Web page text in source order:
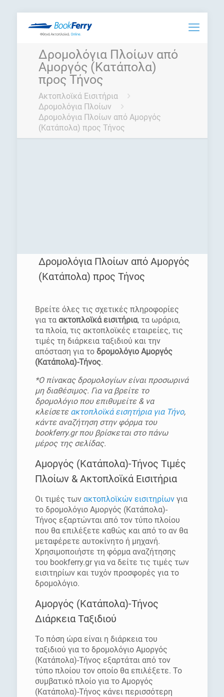
Δρομολόγια Πλοίων από
Αμοργός (Κατάπολα)
προς Τήνος
Ακτοπλοϊκά Εισιτήρια
Δρομολόγια Πλοίων
Δρομολόγια Πλοίων από Αμοργός
(Κατάπολα) προς Τήνος
Δρομολόγια Πλοίων από Αμοργός
(Κατάπολα) προς Τήνος
Βρείτε όλες τις σχετικές πληροφορίες
για τα ακτοπλοϊκά εισιτήρια, τα ωράρια,
τα πλοία, τις ακτοπλοϊκές εταιρείες, τις
τιμές τη διάρκεια ταξιδιού και την
απόσταση για τοδρομολόγιο Αμοργός
(Κατάπολα)-Τήνος.
*Ο πίνακας δρομολογίων είναι προσωρινά
μη διαθέσιμος. Για να βρείτε το
δρομολόγιο που επιθυμείτε & να
κλείσετε ακτοπλοϊκά εισητήρια για Τήνο,
κάντε αναζήτηση στην φόρμα του
bookferry.gr που βρίσκεται στο πάνω
μέρος της σελίδας.
Αμοργός (Κατάπολα)-Τήνος Τιμές
Πλοίων & Ακτοπλοϊκά Εισιτήρια
Οι τιμές των ακτοπλοϊκών εισιτηρίωνγια
το δρομολόγιο Αμοργός (Κατάπολα)-
Τήνος εξαρτώνται από τον τύπο πλοίου
που θα επιλέξετε καθώς και από το αν θα
μεταφέρετε αυτοκίνητο ή μηχανή.
Χρησιμοποιήστε τη φόρμα αναζήτησης
του bookferry.gr για να δείτε τις τιμές των
εισιτηρίων και τυχόν προσφορές για το
δρομολόγιο.
Αμοργός (Κατάπολα)-Τήνος
Διάρκεια Ταξιδιού
Το πόση ώρα είναι η διάρκεια του
ταξιδιού για το δρομολόγιο Αμοργός
(Κατάπολα)-Τήνος εξαρτάται από τον
τύπο πλοίου τον οποίο θα επιλέξετε. Το
συμβατικό πλοίο για το Αμοργός
(Κατάπολα)-Τήνος κάνει περισσότερη